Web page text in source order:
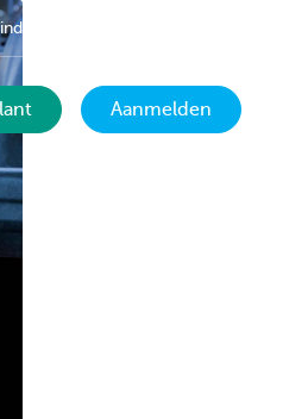
een kantoor in je buurt
Aanmelden